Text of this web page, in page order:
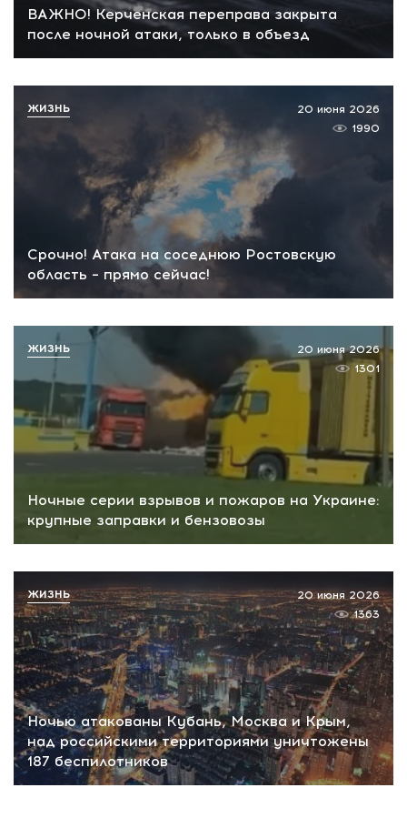
ВАЖНО! Керченская переправа закрыта
после ночной атаки, только в объезд
Срочно! Атака на соседнюю Ростовскую
область – прямо сейчас!
20 июня 2026
1990
ЖИЗНЬ
Ночные серии взрывов и пожаров на Украине:
крупные заправки и бензовозы
20 июня 2026
1301
ЖИЗНЬ
Ночью атакованы Кубань, Москва и Крым,
над российскими территориями уничтожены
187 беспилотников
20 июня 2026
1363
ЖИЗНЬ